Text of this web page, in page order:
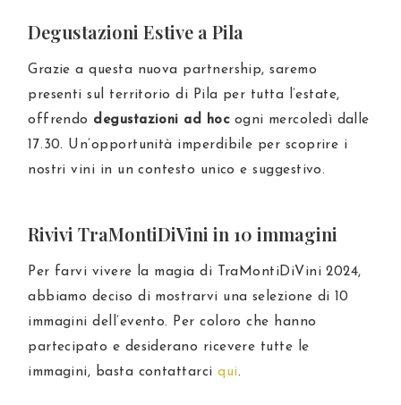
Degustazioni Estive a Pila
Grazie a questa nuova partnership, saremo
presenti sul territorio di Pila per tutta l’estate,
offrendo degustazioni ad hoc ogni mercoledì dalle
17.30. Un’opportunità imperdibile per scoprire i
nostri vini in un contesto unico e suggestivo.
Rivivi TraMontiDiVini in 10 immagini
Per farvi vivere la magia di TraMontiDiVini 2024,
abbiamo deciso di mostrarvi una selezione di 10
immagini dell’evento. Per coloro che hanno
partecipato e desiderano ricevere tutte le
immagini, basta contattarciqui.